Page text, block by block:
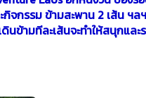
จกรรม ข้ามสะพาน 2 เส้น ฯ
นข้ามทีละเส้นจะทำให้สนุกแ